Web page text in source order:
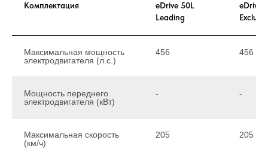
Комплектация
eDrive 50L
Leading
eDrive
Максимальная мощность
электродвигателя (л.с.)
456 456
Мощность переднего
электродвигателя (кВт)
- -
Максимальная скорость
(км/ч)
205 205